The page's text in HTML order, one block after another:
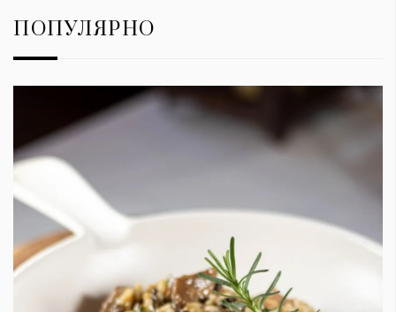
ПОПУЛЯРНО